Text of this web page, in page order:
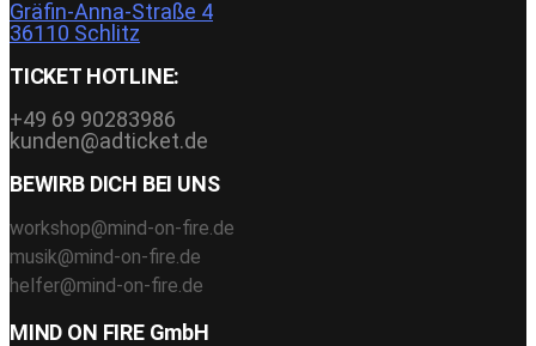
Gräfin-Anna-Straße 4
36110 Schlitz
TICKET HOTLINE:
+49 69 90283986
kunden@adticket.de
BEWIRB DICH BEI UNS
workshop@mind-on-fire.de
musik@mind-on-fire.de
helfer@mind-on-fire.de
MIND ON FIRE GmbH